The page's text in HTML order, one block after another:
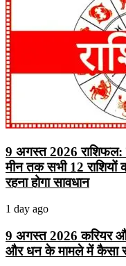
9 अगस्त 2026 राशिफल:
मीन तक सभी 12 राशियों
रहना होगा सावधान
1 day ago
9 अगस्त 2026 करियर
और धन के मामले में कैसा